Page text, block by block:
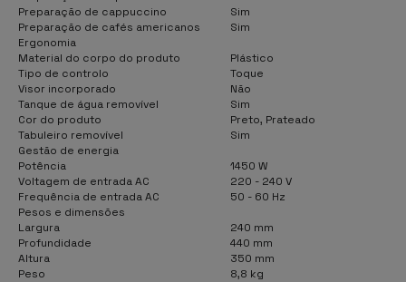
Preparação de cappuccino
Sim
Preparação de cafés americanos
Sim
Ergonomia
Material do corpo do produto
Plástico
Tipo de controlo
Toque
Visor incorporado
Não
Tanque de água removível
Sim
Cor do produto
Preto, Prateado
Tabuleiro removível
Sim
Gestão de energia
Potência
1450 W
Voltagem de entrada AC
220 - 240 V
Frequência de entrada AC
50 - 60 Hz
Pesos e dimensões
Largura
240 mm
Profundidade
440 mm
Altura
350 mm
Peso
8,8 kg